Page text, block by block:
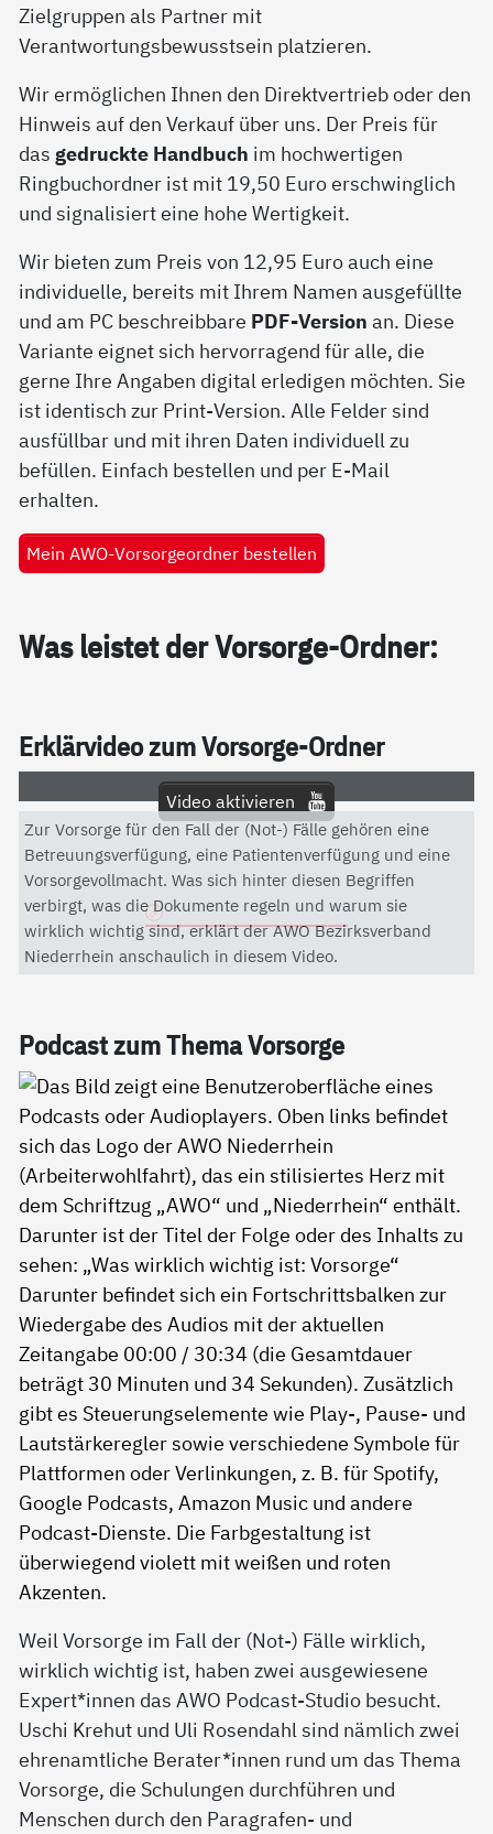
Zielgruppen als Partner mit
Verantwortungsbewusstsein platzieren.
Wir ermöglichen Ihnen den Direktvertrieb oder den
Hinweis auf den Verkauf über uns. Der Preis für
das gedruckte Handbuch im hochwertigen
Ringbuchordner ist mit 19,50 Euro erschwinglich
und signalisiert eine hohe Wertigkeit.
Wir bieten zum Preis von 12,95 Euro auch eine
individuelle, bereits mit Ihrem Namen ausgefüllte
und am PC beschreibbare PDF-Version an. Diese
Variante eignet sich hervorragend für alle, die
gerne Ihre Angaben digital erledigen möchten. Sie
ist identisch zur Print-Version. Alle Felder sind
ausfüllbar und mit ihren Daten individuell zu
befüllen. Einfach bestellen und per E-Mail
erhalten.
Mein AWO-Vorsorgeordner bestellen
Was leis­tet der Vor­sor­ge-Ord­ner:
Er­klär­vi­deo zum Vor­sor­ge-Ord­ner
Video aktivieren
Mit dem Aktivieren des Videos akzeptieren Sie die
Datenschutzerklärung von YouTube.
Datenschutzerklärung
Zur Vorsorge für den Fall der (Not-) Fälle gehören eine
Betreuungsverfügung, eine Patientenverfügung und eine
Vorsorgevollmacht. Was sich hinter diesen Begriffen
verbirgt, was die Dokumente regeln und warum sie
wirklich wichtig sind, erklärt der AWO Bezirksverband
Niederrhein anschaulich in diesem Video.
Pod­cast zum The­ma Vor­sor­ge
Weil Vorsorge im Fall der (Not-) Fälle wirklich,
wirklich wichtig ist, haben zwei ausgewiesene
Expert*innen das AWO Podcast-Studio besucht.
Uschi Krehut und Uli Rosendahl sind nämlich zwei
ehrenamtliche Berater*innen rund um das Thema
Vorsorge, die Schulungen durchführen und
Menschen durch den Paragrafen- und